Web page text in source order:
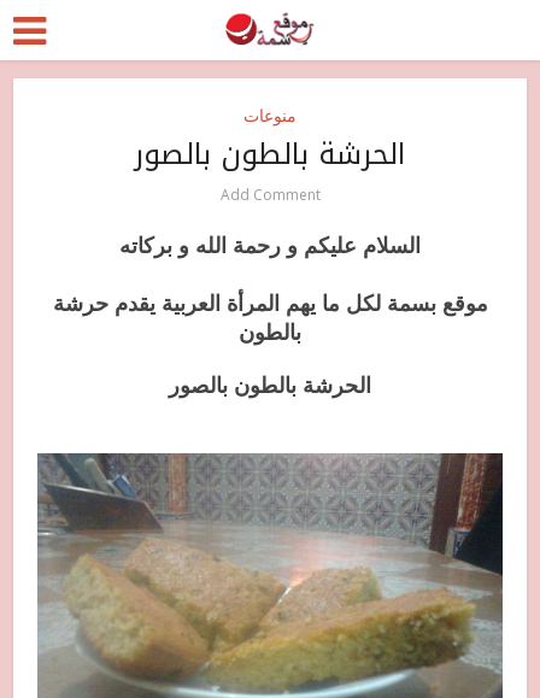
منوعات
الحرشة بالطون بالصور
Add Comment
السلام عليكم و رحمة الله و بركاته
موقع بسمة لكل ما يهم المرأة العربية يقدم حرشة
بالطون
الحرشة بالطون بالصور